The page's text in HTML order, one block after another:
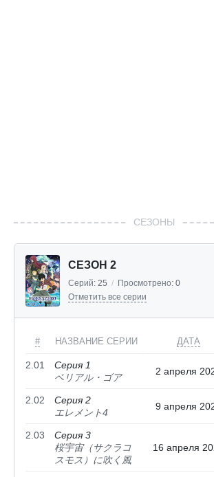
СЕЗОНЫ
СЕЗОН 2
Серий: 25 / Просмотрено: 0
Отметить все серии
# НАЗВАНИЕ СЕРИИ ДАТА
2.01
Серия 1
ベリアル・ゴア
2 апреля
2.02
Серия 2
エレメント4
9 апреля
2.03
Серия 3
桜宇宙（サクラコ
スモス）に吹く風
16 апреля